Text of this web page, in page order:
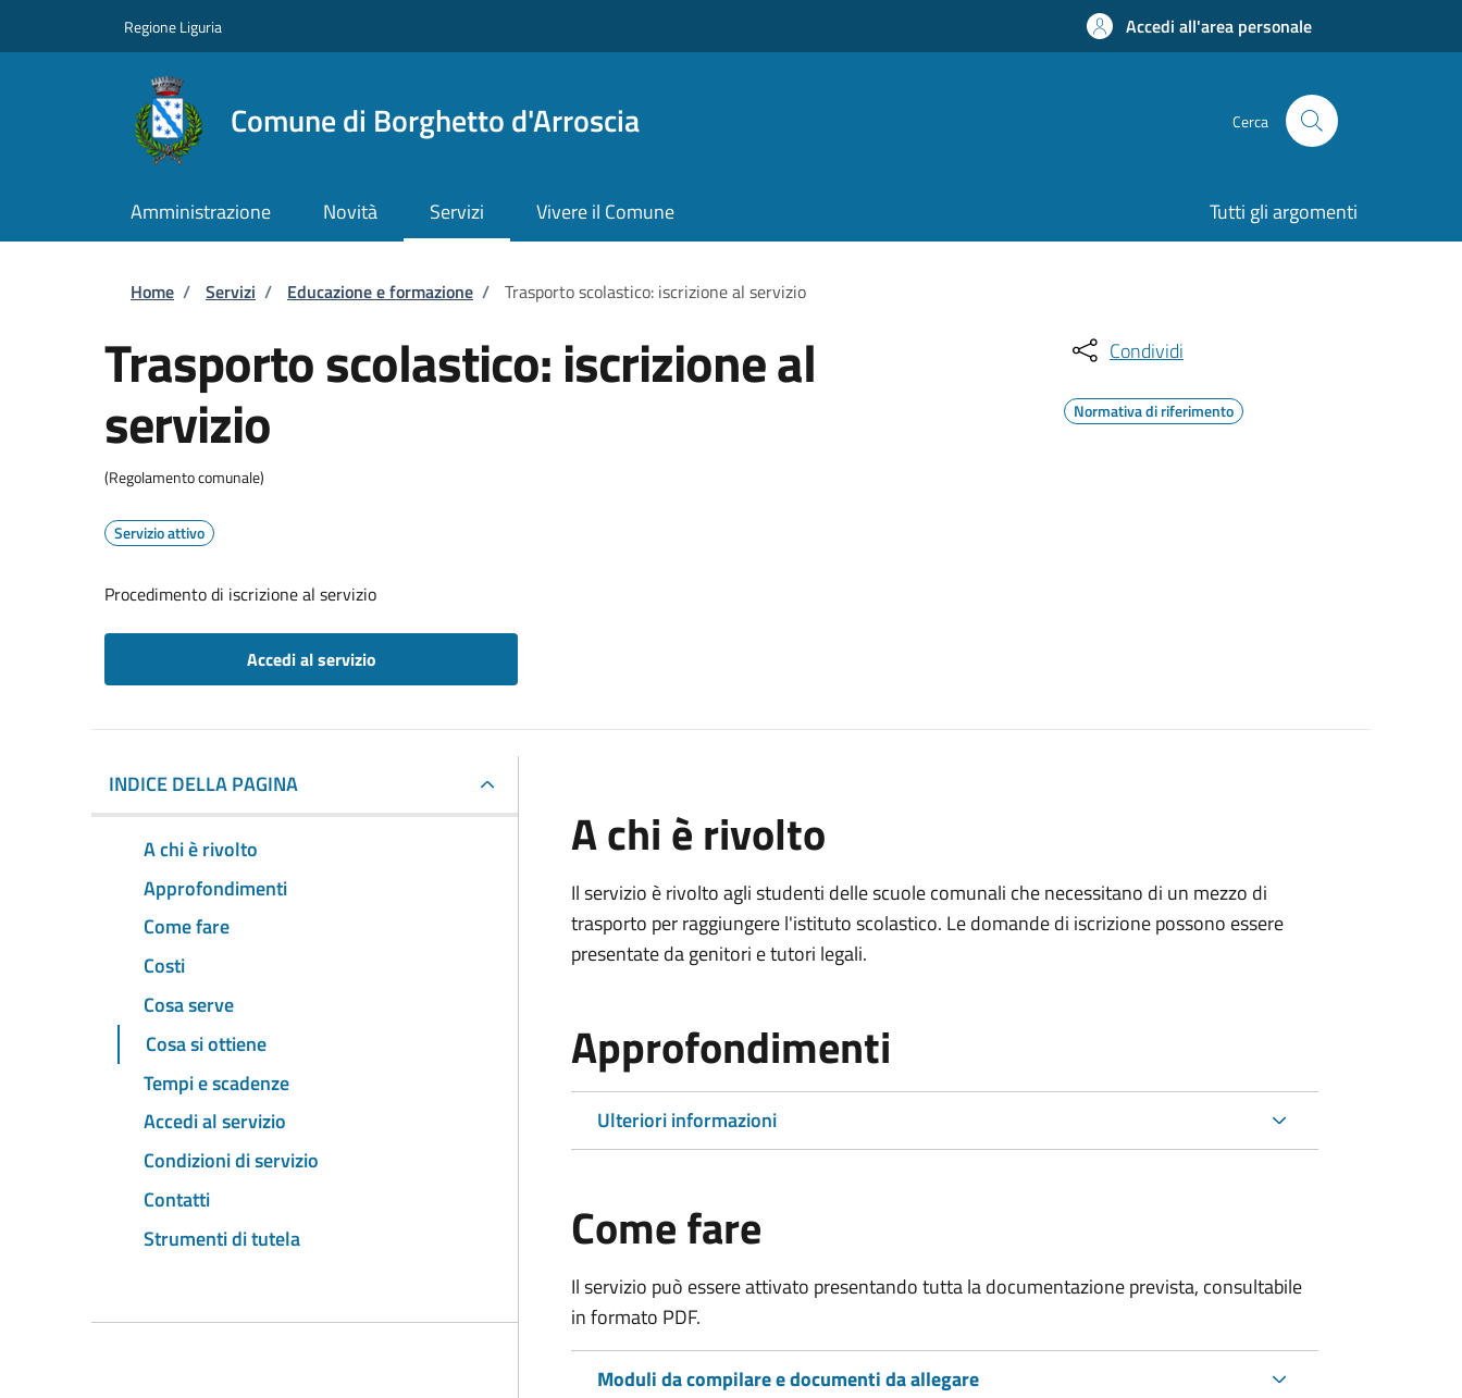
Regione Liguria Accedi all'area personale
Comune di Borghetto d'Arroscia Cerca
Amministrazione Novità Servizi Vivere il Comune Tutti gli argomenti
Briciole di pane
Home / Servizi / Educazione e formazione / Trasporto scolastico: iscrizione al servizio
Trasporto scolastico: iscrizione al
servizio
(Regolamento comunale)
Servizio attivo
Procedimento di iscrizione al servizio
Accedi al servizio
Condividi
Normativa di riferimento
INDICE DELLA PAGINA
A chi è rivolto
Approfondimenti
Come fare
Costi
Cosa serve
Cosa si ottiene
Tempi e scadenze
Accedi al servizio
Condizioni di servizio
Contatti
Strumenti di tutela
A chi è rivolto
Il servizio è rivolto agli studenti delle scuole comunali che necessitano di un mezzo di
trasporto per raggiungere l'istituto scolastico. Le domande di iscrizione possono essere
presentate da genitori e tutori legali.
Approfondimenti
Ulteriori informazioni
Come fare
Il servizio può essere attivato presentando tutta la documentazione prevista, consultabile
in formato PDF.
Moduli da compilare e documenti da allegare